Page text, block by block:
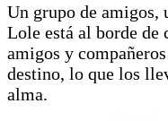
Un grupo de amigos,
Lole está al borde de
amigos y
destino, lo que los
alma.